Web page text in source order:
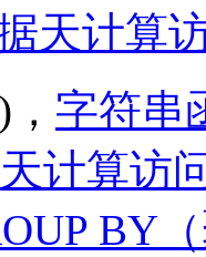
天计算
字符串
计算访
BY